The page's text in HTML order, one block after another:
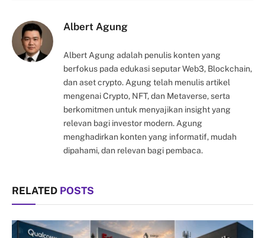
Albert Agung
Albert Agung adalah penulis konten yang
berfokus pada edukasi seputar Web3, Blockchain,
dan aset crypto. Agung telah menulis artikel
mengenai Crypto, NFT, dan Metaverse, serta
berkomitmen untuk menyajikan insight yang
relevan bagi investor modern. Agung
menghadirkan konten yang informatif, mudah
dipahami, dan relevan bagi pembaca.
RELATED POSTS